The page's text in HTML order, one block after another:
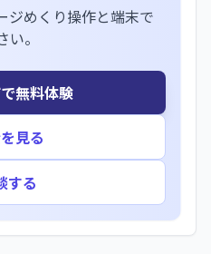
ジめくり操作と端末で
。
無料体験
見る
する